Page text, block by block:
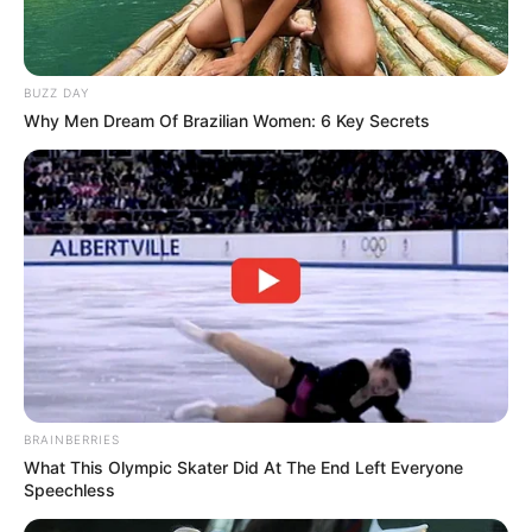
(foto: istockphoto)
Bagi kamu yang memang berniat untuk memelihara hewan lucu
dan menggemaskan ini, pastikan bahwa niatmu cukup serius
untuk merawat mereka sampai mati.
BUZZ DAY
Why Men Dream Of Brazilian Women: 6 Key Secrets
BRAINBERRIES
What This Olympic Skater Did At The End Left Everyone
Speechless